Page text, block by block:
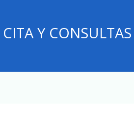
CITA Y